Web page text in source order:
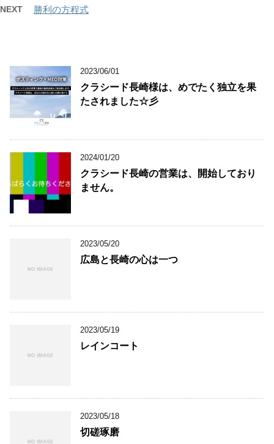
NEXT 勝利の方程式
2023/06/01
クラシード長崎様は、めでたく独立を果
たされました☆彡
2024/01/20
クラシード長崎の営業は、開始しており
ません。
2023/05/20
広島と長崎の心は一つ
2023/05/19
レインコート
2023/05/18
切磋琢磨